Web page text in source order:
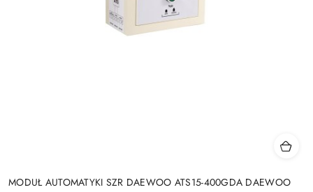
MODUŁ AUTOMATYKI SZR DAEWOO ATS15-400GDA DAEWOO